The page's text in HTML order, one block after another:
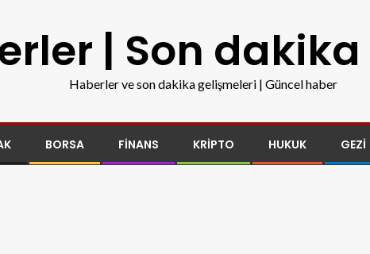
| Son
Haberler ve son dakika gelişmeleri | Güncel haber
BORSA FINANS KRIPTO HUKUK GEZI